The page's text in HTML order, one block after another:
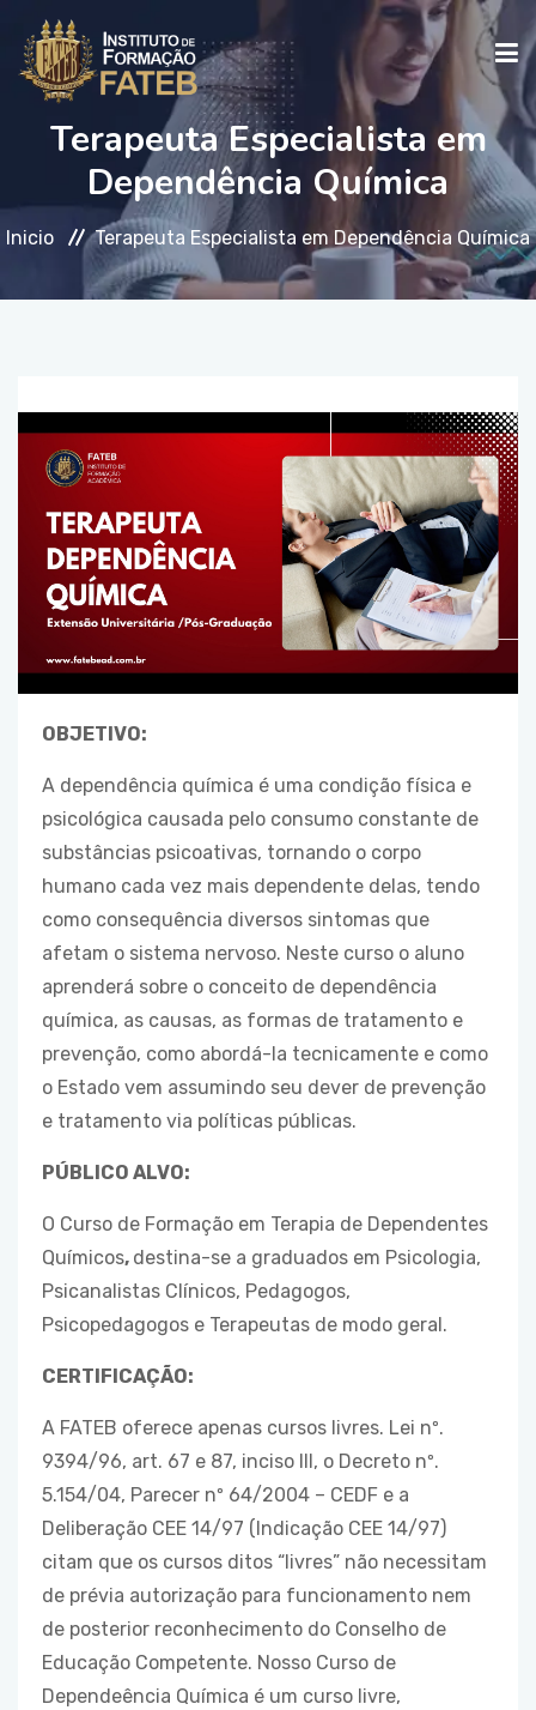
INICIO
INSTITUCIONAL
Terapeuta Especialista em
Dependência Química
Inicio Terapeuta Especialista em Dependência Química
OBJETIVO:
A dependência química é uma condição física e
psicológica causada pelo consumo constante de
substâncias psicoativas, tornando o corpo
humano cada vez mais dependente delas, tendo
como consequência diversos sintomas que
afetam o sistema nervoso. Neste curso o aluno
aprenderá sobre o conceito de dependência
química, as causas, as formas de tratamento e
prevenção, como abordá-la tecnicamente e como
o Estado vem assumindo seu dever de prevenção
e tratamento via políticas públicas.
PÚBLICO ALVO:
O Curso de Formação em Terapia de Dependentes
Químicos, destina-se a graduados em Psicologia,
Psicanalistas Clínicos, Pedagogos,
Psicopedagogos e Terapeutas de modo geral.
CERTIFICAÇÃO:
A FATEB oferece apenas cursos livres. Lei nº.
9394/96, art. 67 e 87, inciso III, o Decreto nº.
5.154/04, Parecer nº 64/2004 – CEDF e a
Deliberação CEE 14/97 (Indicação CEE 14/97)
citam que os cursos ditos “livres” não necessitam
de prévia autorização para funcionamento nem
de posterior reconhecimento do Conselho de
Educação Competente. Nosso Curso de
Dependeência Química é um curso livre,